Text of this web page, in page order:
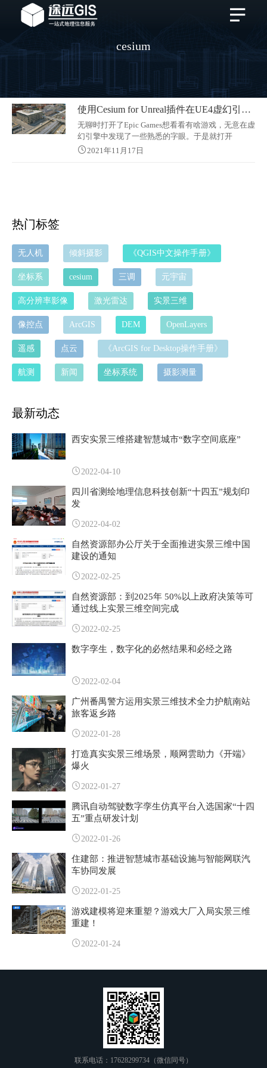
cesium
使用Cesium for Unreal插件在UE4虚幻引擎中加载倾斜摄影实景三维模型
无聊时打开了Epic Games想看看有啥游戏，无意在虚
幻引擎中发现了一些熟悉的字眼。于是就打开
Cesium官方发现今年3月Cesium宣布与Epic Games合
2021年11月17日
热门标签
无人机 倾斜摄影 《QGIS中文操作手册》
坐标系 cesium 三调 元宇宙
高分辨率影像 激光雷达 实景三维
像控点 ArcGIS DEM OpenLayers
遥感 点云 《ArcGIS for Desktop操作手册》
航测 新闻 坐标系统 摄影测量
最新动态
西安实景三维搭建智慧城市“数字空间底座”
2022-04-10
四川省测绘地理信息科技创新“十四五”规划印
发
2022-04-02
自然资源部办公厅关于全面推进实景三维中国
建设的通知
2022-02-25
自然资源部：到2025年 50%以上政府决策等可
通过线上实景三维空间完成
2022-02-25
数字孪生，数字化的必然结果和必经之路
2022-02-04
广州番禺警方运用实景三维技术全力护航南站
旅客返乡路
2022-01-28
打造真实实景三维场景，顺网雲助力《开端》
爆火
2022-01-27
腾讯自动驾驶数字孪生仿真平台入选国家“十四
五”重点研发计划
2022-01-26
住建部：推进智慧城市基础设施与智能网联汽
车协同发展
2022-01-25
游戏建模将迎来重塑？游戏大厂入局实景三维
重建！
2022-01-24
联系电话：17628299734（微信同号）